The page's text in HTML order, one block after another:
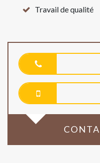
Travail de qualité